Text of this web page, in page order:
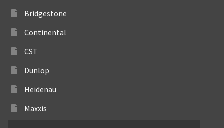
Bridgestone
Continental
CST
Dunlop
Heidenau
Maxxis